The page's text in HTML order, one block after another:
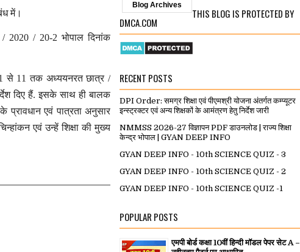
में।
/ 20-2 भोपाल दिनांक
1 से 11 तक अध्ययनरत छात्र /
दिए हैं. इसके साथ ही बालक
प्रावधान एवं पात्रता अनुसार
एवं उन्हें शिक्षा की मुख्य
Blog Archives
THIS BLOG IS PROTECTED BY
DMCA.COM
RECENT POSTS
DPI Order: समग्र शिक्षा एवं पीएमश्री योजना अंतर्गत कम्प्यूटर
इन्स्ट्रक्टर एवं अन्य शिक्षकों के आमंत्रण हेतु निर्देश जारी
NMMSS 2026-27 विज्ञापन PDF डाउनलोड | राज्य शिक्षा
केन्द्र भोपाल | GYAN DEEP INFO
GYAN DEEP INFO - 10th SCIENCE QUIZ - 3
GYAN DEEP INFO - 10th SCIENCE QUIZ - 2
GYAN DEEP INFO - 10th SCIENCE QUIZ -1
POPULAR POSTS
एमपी बोर्ड कक्षा 10वीं हिन्दी मॉडल पेपर सेट A –